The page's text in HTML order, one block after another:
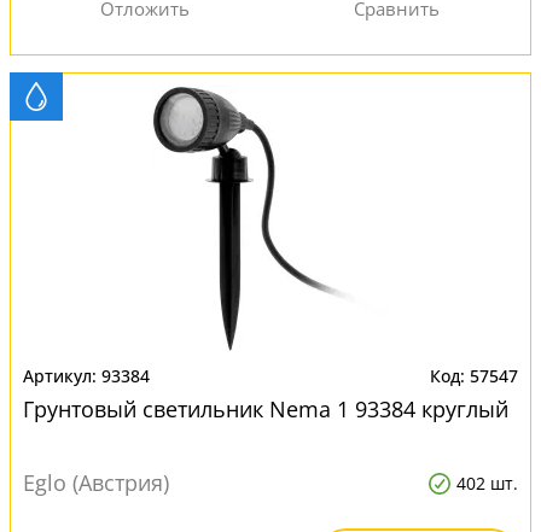
93384 57547
Грунтовый светильник Nema 1 93384 круглый
Eglo (Австрия) 402 шт.